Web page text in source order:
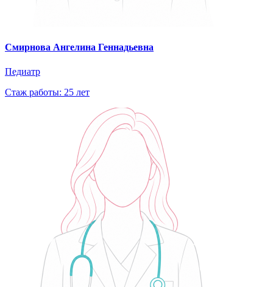
Смирнова Ангелина Геннадьевна
Педиатр
Стаж работы: 25 лет